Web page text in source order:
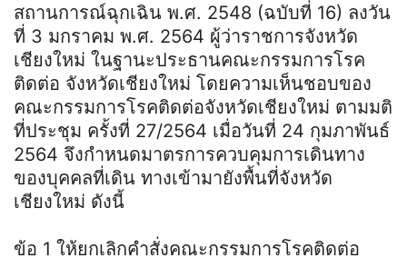
สถานการณ์ฉุกเฉิน พ.ศ. 2548 (ฉบับที่ 16) ลงวัน
ที่ 3 มกราคม พ.ศ. 2564 ผู้ว่าราชการจังหวัด
เชียงใหม่ ในฐานะประธานคณะกรรมการโรค
ติดต่อ จังหวัดเชียงใหม่ โดยความเห็นชอบของ
คณะกรรมการโรคติดต่อจังหวัดเชียงใหม่ ตามมติ
ที่ประชุม ครั้งที่ 27/2564 เมื่อวันที่ 24 กุมภาพันธ์
2564 จึงกําหนดมาตรการควบคุมการเดินทาง
ของบุคคลที่เดิน ทางเข้ามายังพื้นที่จังหวัด
เชียงใหม่ ดังนี้
ข้อ 1 ให้ยกเลิกคําสั่งคณะกรรมการโรคติดต่อ